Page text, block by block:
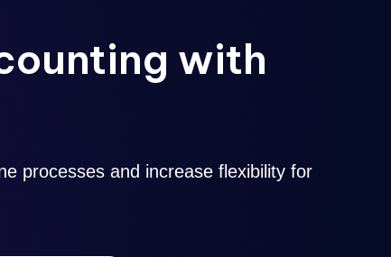
with
processes and increase flexibility for